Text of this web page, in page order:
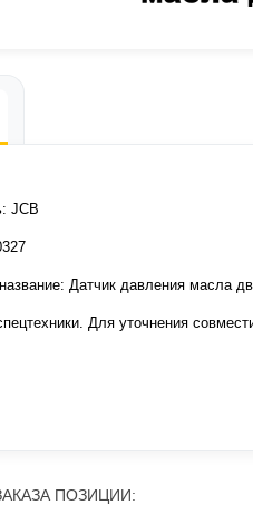
JCB
Датчик давления масла
Для уточнения
ПОЗИЦИИ: